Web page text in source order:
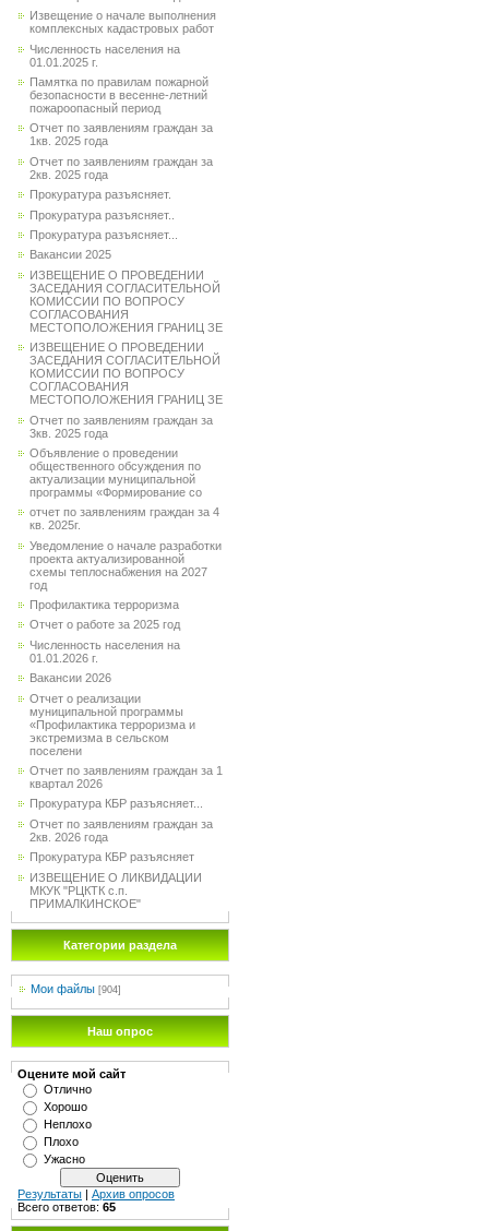
Извещение о начале выполнения
комплексных кадастровых работ
Численность населения на
01.01.2025 г.
Памятка по правилам пожарной
безопасности в весенне-летний
пожароопасный период
Отчет по заявлениям граждан за
1кв. 2025 года
Отчет по заявлениям граждан за
2кв. 2025 года
Прокуратура разъясняет.
Прокуратура разъясняет..
Прокуратура разъясняет...
Вакансии 2025
ИЗВЕЩЕНИЕ О ПРОВЕДЕНИИ
ЗАСЕДАНИЯ СОГЛАСИТЕЛЬНОЙ
КОМИССИИ ПО ВОПРОСУ
СОГЛАСОВАНИЯ
МЕСТОПОЛОЖЕНИЯ ГРАНИЦ ЗЕ
ИЗВЕЩЕНИЕ О ПРОВЕДЕНИИ
ЗАСЕДАНИЯ СОГЛАСИТЕЛЬНОЙ
КОМИССИИ ПО ВОПРОСУ
СОГЛАСОВАНИЯ
МЕСТОПОЛОЖЕНИЯ ГРАНИЦ ЗЕ
Отчет по заявлениям граждан за
3кв. 2025 года
Объявление о проведении
общественного обсуждения по
актуализации муниципальной
программы «Формирование со
отчет по заявлениям граждан за 4
кв. 2025г.
Уведомление о начале разработки
проекта актуализированной
схемы теплоснабжения на 2027
год
Профилактика терроризма
Отчет о работе за 2025 год
Численность населения на
01.01.2026 г.
Вакансии 2026
Отчет о реализации
муниципальной программы
«Профилактика терроризма и
экстремизма в сельском
поселени
Отчет по заявлениям граждан за 1
квартал 2026
Прокуратура КБР разъясняет...
Отчет по заявлениям граждан за
2кв. 2026 года
Прокуратура КБР разъясняет
ИЗВЕЩЕНИЕ О ЛИКВИДАЦИИ
МКУК "РЦКТК с.п.
ПРИМАЛКИНСКОЕ"
Категории раздела
Мои файлы [904]
Наш опрос
Оцените мой сайт
Отлично
Хорошо
Неплохо
Плохо
Ужасно
Результаты | Архив опросов
Всего ответов: 65